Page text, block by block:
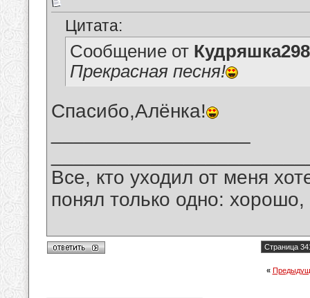
Цитата:
Сообщение от Кудряшка298
Прекрасная песня!
Спасибо,Алёнка!
Все, кто уходил от меня
понял только одно:
Страница
«